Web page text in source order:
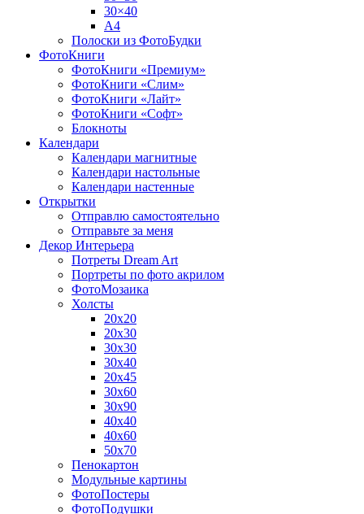
30×40
A4
Полоски из ФотоБудки
ФотоКниги
ФотоКниги «Премиум»
ФотоКниги «Слим»
ФотоКниги «Лайт»
ФотоКниги «Софт»
Блокноты
Календари
Календари магнитные
Календари настольные
Календари настенные
Открытки
Отправлю самостоятельно
Отправьте за меня
Декор Интерьера
Потреты Dream Art
Портреты по фото акрилом
ФотоМозаика
Холсты
20х20
20х30
30х30
30х40
20х45
30х60
30х90
40х40
40х60
50х70
Пенокартон
Модульные картины
ФотоПостеры
ФотоПодушки